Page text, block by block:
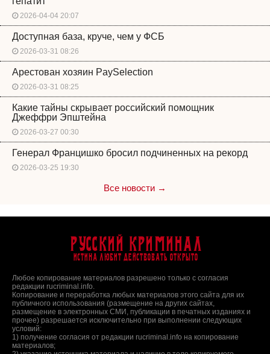
2026-04-04 20:07
Доступная база, круче, чем у ФСБ
2026-03-31 08:26
Арестован хозяин PaySelection
2026-03-31 08:25
Какие тайны скрывает российский помощник
Джеффри Эпштейна
2026-03-27 00:30
Генерал Францишко бросил подчиненных на рекорд
2026-03-25 19:30
Все новости →
Русский Криминал
Истина любит действовать открыто
Любое копирование материалов разрешено только с согласия
редакции rucriminal.info.
Копирование и переработка любых материалов этого сайта для их
публичного использования (размещение на других сайтах,
размещение в электронных СМИ, публикации в печатных изданиях и
прочее) разрешается исключительно при выполнении следующих
условий:
1) получение согласия от редакции rucriminal.info на копирование
материалов;